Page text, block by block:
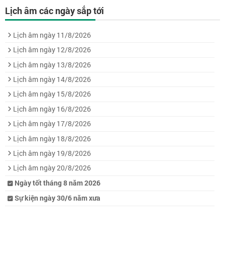
Lịch âm các ngày sắp tới
Lịch âm ngày 11/8/2026
Lịch âm ngày 12/8/2026
Lịch âm ngày 13/8/2026
Lịch âm ngày 14/8/2026
Lịch âm ngày 15/8/2026
Lịch âm ngày 16/8/2026
Lịch âm ngày 17/8/2026
Lịch âm ngày 18/8/2026
Lịch âm ngày 19/8/2026
Lịch âm ngày 20/8/2026
Ngày tốt tháng 8 năm 2026
Sự kiện ngày 30/6 năm xưa